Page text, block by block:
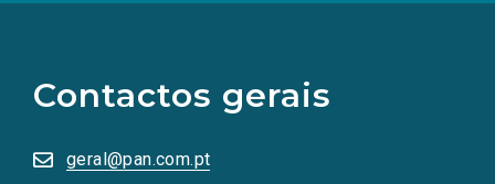
Contactos gerais
geral@pan.com.pt
redes
sociais
numa
nova